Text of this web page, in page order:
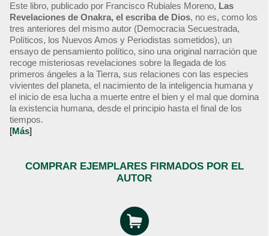
Este libro, publicado por Francisco Rubiales Moreno, Las
Revelaciones de Onakra, el escriba de Dios, no es, como los
tres anteriores del mismo autor (Democracia Secuestrada,
Políticos, los Nuevos Amos y Periodistas sometidos), un
ensayo de pensamiento político, sino una original narración que
recoge misteriosas revelaciones sobre la llegada de los
primeros ángeles a la Tierra, sus relaciones con las especies
vivientes del planeta, el nacimiento de la inteligencia humana y
el inicio de esa lucha a muerte entre el bien y el mal que domina
la existencia humana, desde el principio hasta el final de los
tiempos.
[Más]
COMPRAR EJEMPLARES FIRMADOS POR EL
AUTOR